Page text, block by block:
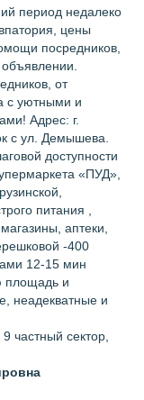
период недалеко
цены
посредников,
объявлении.
от
с уютными и
Адрес: г.
с ул. Демышева.
доступности
«ПУД»,
питания ,
аптеки,
-400
12-15 мин
площадь и
неадекватные и
частный сектор,